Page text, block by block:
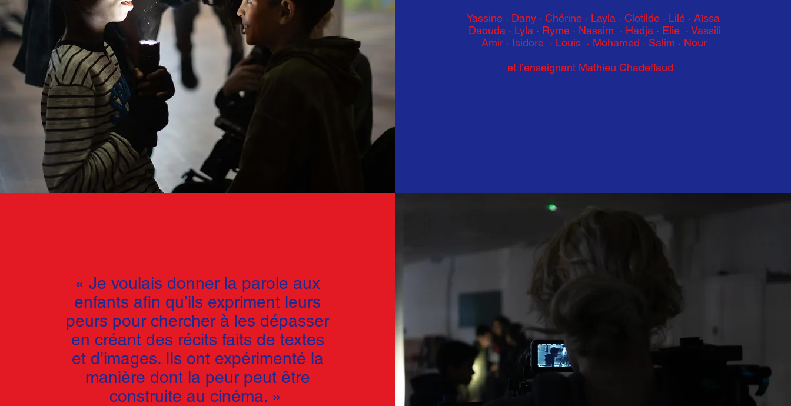
Yassine · Dany · Chérine · Layla · Clotilde · Lilé · Aïssa
Daouda · Lyla · Ryme · Nassim · Hadja · Elie · Vassili
Amir · Isidore · Louis · Mohamed · Salim · Nour
et l’enseignant Mathieu Chadeffaud
« Je voulais donner la parole aux
enfants afin qu’ils expriment leurs
peurs pour chercher à les dépasser
en créant des récits faits de textes
et d’images. Ils ont expérimenté la
manière dont la peur peut être
construite au cinéma. »